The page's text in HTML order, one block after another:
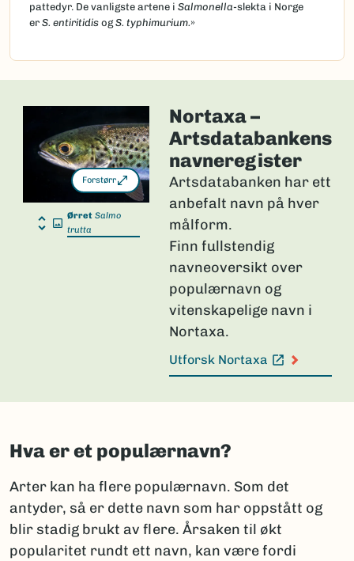
pattedyr. De vanligste artene i Salmonella-slekta i Norge
er S. entiritidis ogS. typhimurium.»
Forstørr
Ørret Salmo
trutta
Nortaxa –
Artsdatabankens
navneregister
Artsdatabanken har ett
anbefalt navn på hver
målform.
Finn fullstendig
navneoversikt over
populærnavn og
vitenskapelige navn i
Nortaxa.
Utforsk Nortaxa
(Ekstern lenke)
Hva er et populærnavn?
Arter kan ha flere populærnavn. Som det
antyder, så er dette navn som har oppstått og
blir stadig brukt av flere. Årsaken til økt
popularitet rundt ett navn, kan være fordi